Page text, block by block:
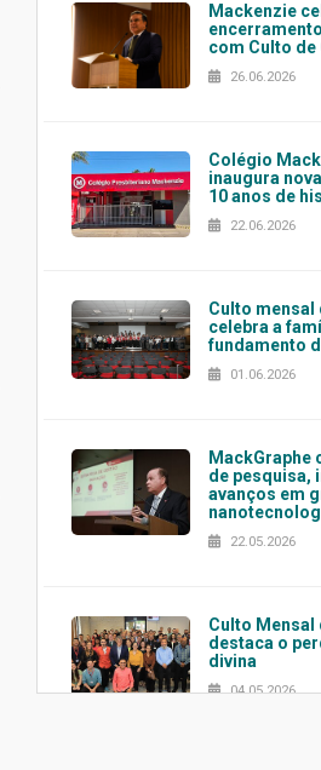
Mackenzie
com Culto de
26.06.2026
Colégio
inaugura
10 anos de
22.06.2026
Culto mensal
celebra a
fundamento
01.06.2026
MackGraphe
de pesquisa,
avanços em
22.05.2026
Culto Mensal
destaca o
divina
04.05.2026